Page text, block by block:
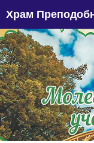
К
СОДЕРЖИМОМУ